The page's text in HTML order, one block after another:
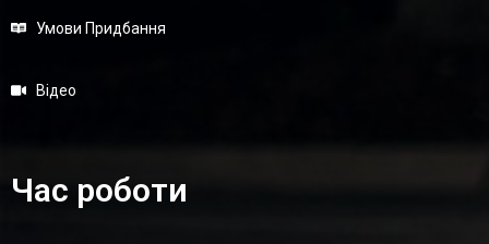
Умови Придбання
Відео
Час роботи